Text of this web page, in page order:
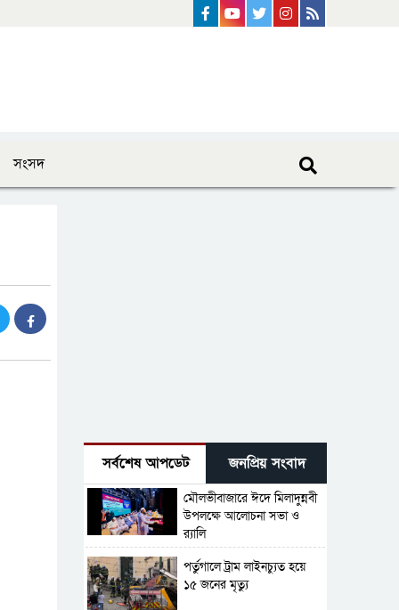
instagram
Twitter
Youtube
Facebook
সংসদ
সর্বশেষ আপডেট জনপ্রিয় সংবাদ
মৌলভীবাজারে ঈদে মিলাদুন্নবী
উপলক্ষে আলোচনা সভা ও
র‍্যালি
পর্তুগালে ট্রাম লাইনচ্যুত হয়ে
১৫ জনের মৃত্যু